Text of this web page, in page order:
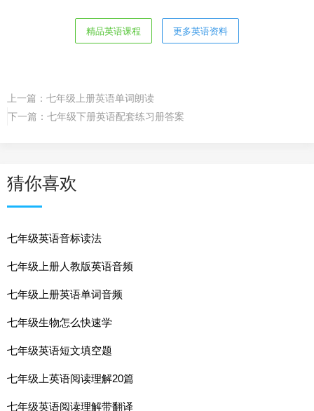
精品英语课程 更多英语资料
上一篇： 七年级上册英语单词朗读
下一篇： 七年级下册英语配套练习册答案
猜你喜欢
七年级英语音标读法
七年级上册人教版英语音频
七年级上册英语单词音频
七年级生物怎么快速学
七年级英语短文填空题
七年级上英语阅读理解20篇
七年级英语阅读理解带翻译